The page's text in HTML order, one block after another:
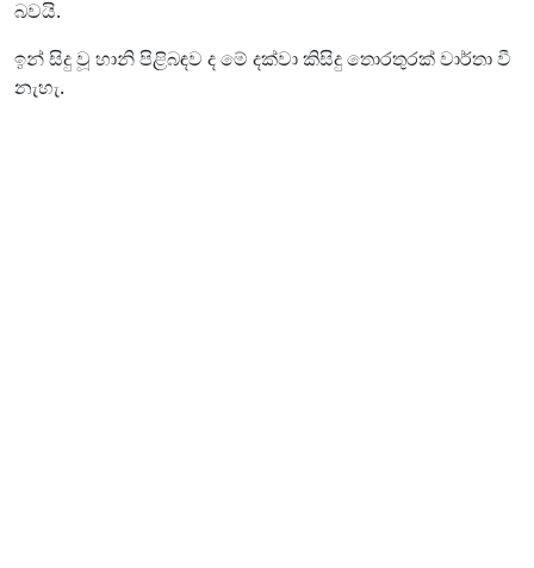
බවයි.
ඉන් සිදු වූ හානි පිළිබඳව ද මේ දක්වා කිසිදු තොරතුරක් වාර්තා වී
නැහැ.